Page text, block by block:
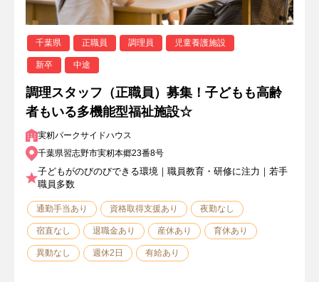
千葉県 正職員 調理員 児童養護施設
新卒 中途
調理スタッフ（正職員）募集！子どもも高齢
者もいる多機能型福祉施設☆
実籾パークサイドハウス
千葉県習志野市実籾本郷23番8号
子どもがのびのびできる環境｜職員教育・研修に注力｜若手
職員多数
通勤手当あり 資格取得支援あり 夜勤なし
宿直なし 退職金あり 産休あり 育休あり
異動なし 週休2日 有給あり